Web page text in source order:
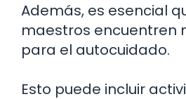
Además, es esencial
maestros encuentren
para el autocuidado.
Esto puede incluir